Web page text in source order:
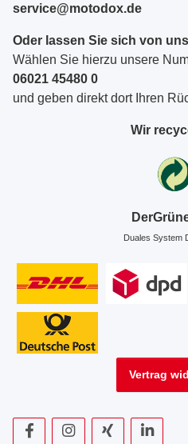
service@motodox.de
Oder lassen Sie sich von
Wählen Sie hierzu unsere
06021 45480 0
und geben direkt dort Ihren
Wir
Duales System
Vertrag